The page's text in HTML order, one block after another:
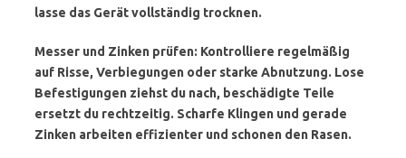
lasse das Gerät vollständig trocknen.
Messer und Zinken prüfen: Kontrolliere regelmäßig
auf Risse, Verbiegungen oder starke Abnutzung. Lose
Befestigungen ziehst du nach, beschädigte Teile
ersetzt du rechtzeitig. Scharfe Klingen und gerade
Zinken arbeiten effizienter und schonen den Rasen.